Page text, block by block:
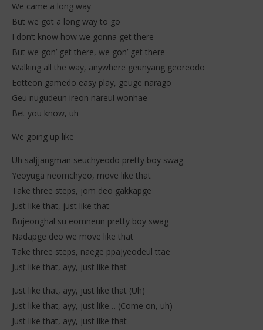
We came a long way
But we got a long way to go
I don’t know how we gonna get there
But we gon’ get there, we gon’ get there
Walking all the way, anywhere geunyang georeodo
Eotteon gamedo easy play, geuge narago
Geu nugudeun ireon nareul wonhae
Bet you know, uh
We going up like
Uh saljjangman seuchyeodo pretty boy swag
Yeoyuga neomchyeo, move like that
Take three steps, jom deo gakkapge
Just like that, just like that
Bujeonghal su eomneun pretty boy swag
Nadapge deo we move like that
Take three steps, naege ppajyeodeul ttae
Just like that, ayy, just like that
Just like that, ayy, just like that (Uh)
Just like that, ayy, just like… (Come on, uh)
Just like that, ayy, just like that